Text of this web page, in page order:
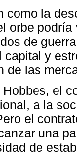
como la
orbe
de
capital y
de las
el
a la
el
una
de